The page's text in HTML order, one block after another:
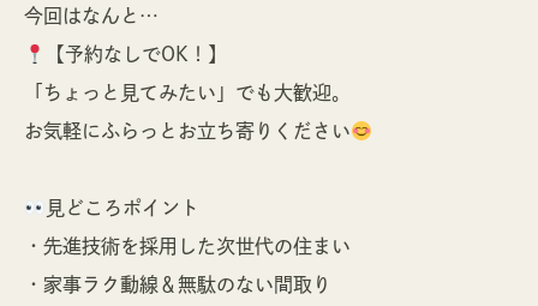
今回はなんと…
【予約なしでOK！】
「ちょっと見てみたい」でも大歓迎。
お気軽にふらっとお立ち寄りください
見どころポイント
・先進技術を採用した次世代の住まい
・家事ラク動線＆無駄のない間取り